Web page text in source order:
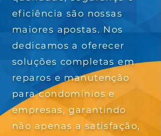
eficiência são nossas
maiores apostas. Nos
dedicamos a oferecer
soluções completas em
reparos e manutenção
para condomínios e
empresas, garantindo
não apenas a satisfação,